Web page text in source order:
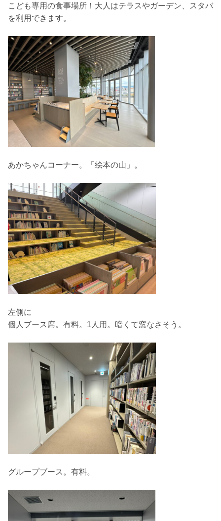
こども専用の食事場所！大人はテラスやガーデン、スタバ
を利用できます。
あかちゃんコーナー。「絵本の山」。
左側に
個人ブース席。有料。1人用。暗くて窓なさそう。
グループブース。有料。